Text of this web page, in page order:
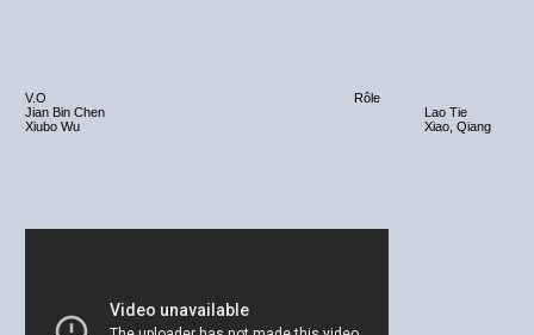
V.O
Rôle
Jian Bin Chen
Lao Tie
Xiubo Wu
Xiao, Qiang